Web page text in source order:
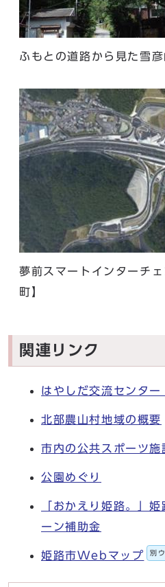
ふもとの道路から見た雪彦
夢前スマートインターチ
町】
関連リンク
はやしだ交流センター
北部農山村地域の概要
市内の公共スポーツ施
公園めぐり
「おかえり姫路。」
ーン補助金
姫路市Webマップ 別